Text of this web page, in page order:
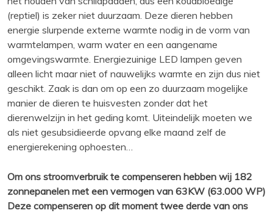
(reptiel) is zeker niet duurzaam. Deze dieren hebben
energie slurpende externe warmte nodig in de vorm van
warmtelampen, warm water en een aangename
omgevingswarmte. Energiezuinige LED lampen geven
alleen licht maar niet of nauwelijks warmte en zijn dus niet
geschikt. Zaak is dan om op een zo duurzaam mogelijke
manier de dieren te huisvesten zonder dat het
dierenwelzijn in het geding komt. Uiteindelijk moeten we
als niet gesubsidieerde opvang elke maand zelf de
energierekening ophoesten…
Om ons stroomverbruik te compenseren hebben wij 182
zonnepanelen met een vermogen van 63KW (63.000 WP)
Deze compenseren op dit moment twee derde van ons